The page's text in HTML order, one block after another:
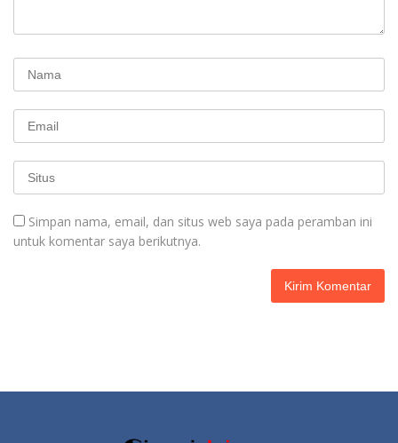
Simpan nama, email, dan situs web saya pada peramban ini
untuk komentar saya berikutnya.